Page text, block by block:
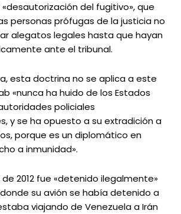
del fugitivo», que
personas prófugas de la justicia no
alegatos legales hasta que hayan
ante el tribunal.
esta doctrina no se aplica a este
«nunca ha huido de los Estados
policiales
y se ha opuesto a su extradición a
porque es un diplomático en
a inmunidad».
2012 fue «detenido ilegalmente»
su avión se había detenido a
viajando de Venezuela a Irán